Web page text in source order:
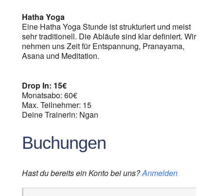
Hatha Yoga
Eine Hatha Yoga Stunde ist strukturiert und meist
sehr traditionell. Die Abläufe sind klar definiert. Wir
nehmen uns Zeit für Entspannung, Pranayama,
Asana und Meditation.
Drop In: 15€
Monatsabo: 60€
Max. Teilnehmer: 15
Deine Trainerin: Ngan
Buchungen
Hast du bereits ein Konto bei uns?Anmelden